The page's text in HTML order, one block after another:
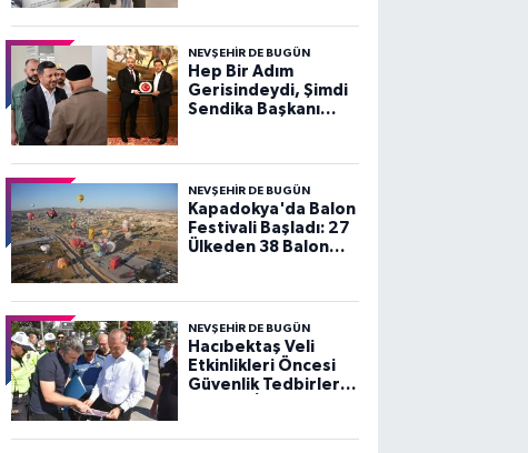
NEVŞEHIR DE BUGÜN
Hep Bir Adım
Gerisindeydi, Şimdi
Sendika Başkanı
NEVŞEHIR DE BUGÜN
Kapadokya'da Balon
Festivali Başladı: 27
Ülkeden 38 Balon
NEVŞEHIR DE BUGÜN
Hacıbektaş Veli
Etkinlikleri Öncesi
Güvenlik Tedbirleri